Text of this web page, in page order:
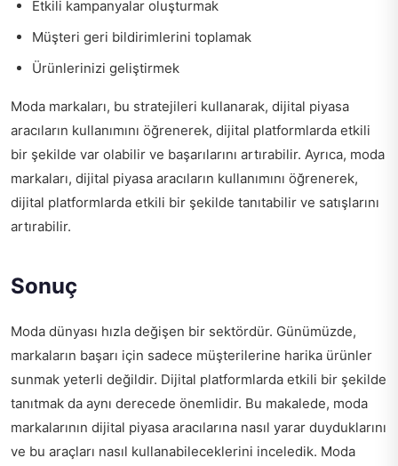
Etkili kampanyalar oluşturmak
Müşteri geri bildirimlerini toplamak
Ürünlerinizi geliştirmek
Moda markaları, bu stratejileri kullanarak, dijital piyasa
aracıların kullanımını öğrenerek, dijital platformlarda etkili
bir şekilde var olabilir ve başarılarını artırabilir. Ayrıca, moda
markaları, dijital piyasa aracıların kullanımını öğrenerek,
dijital platformlarda etkili bir şekilde tanıtabilir ve satışlarını
artırabilir.
Sonuç
Moda dünyası hızla değişen bir sektördür. Günümüzde,
markaların başarı için sadece müşterilerine harika ürünler
sunmak yeterli değildir. Dijital platformlarda etkili bir şekilde
tanıtmak da aynı derecede önemlidir. Bu makalede, moda
markalarının dijital piyasa aracılarına nasıl yarar duyduklarını
ve bu araçları nasıl kullanabileceklerini inceledik. Moda